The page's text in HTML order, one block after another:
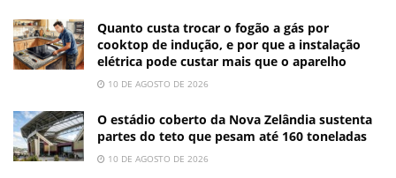
Quanto custa trocar o fogão a gás por
cooktop de indução, e por que a instalação
elétrica pode custar mais que o aparelho
10 DE AGOSTO DE 2026
O estádio coberto da Nova Zelândia sustenta
partes do teto que pesam até 160 toneladas
10 DE AGOSTO DE 2026